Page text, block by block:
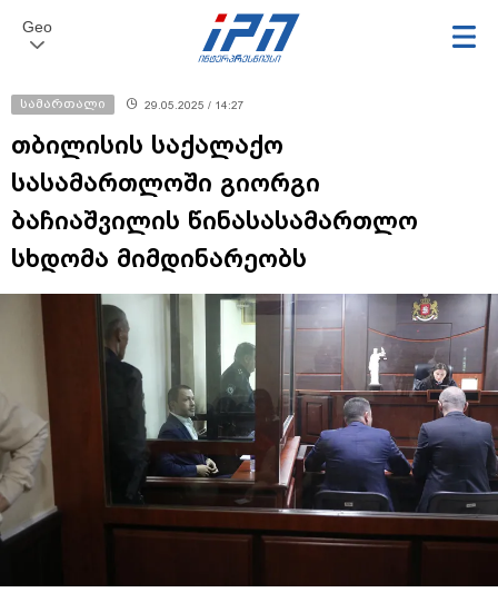
Geo
სამართალი 29.05.2025 / 14:27
თბილისის საქალაქო
სასამართლოში გიორგი
ბაჩიაშვილის წინასასამართლო
სხდომა მიმდინარეობს